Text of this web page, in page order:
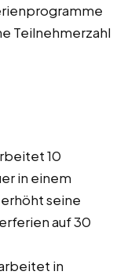
Teilnehmerzahl
10
in einem
seine
auf 30
in